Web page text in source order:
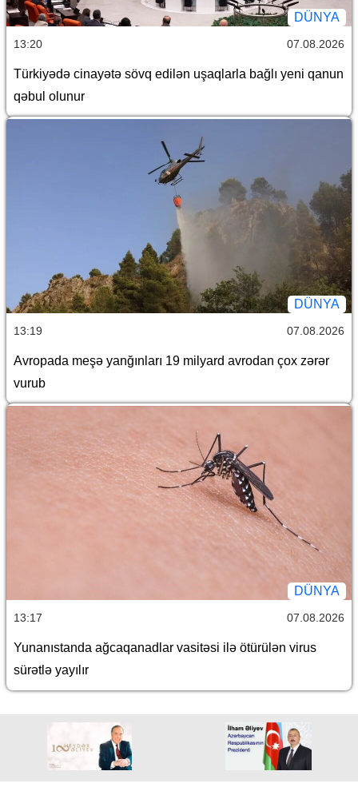
DÜNYA
13:20 07.08.2026
Türkiyədə cinayətə sövq edilən uşaqlarla bağlı yeni qanun
qəbul olunur
DÜNYA
13:19 07.08.2026
Avropada meşə yanğınları 19 milyard avrodan çox zərər
vurub
DÜNYA
13:17 07.08.2026
Yunanıstanda ağcaqanadlar vasitəsi ilə ötürülən virus
sürətlə yayılır